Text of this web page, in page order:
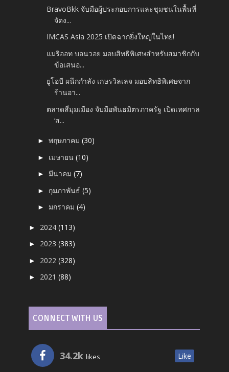
BravoBkk จับมือผู้ประกอบการและชุมชนในพื้นที่
จัดง...
IMCAS Asia 2025 เปิดฉากยิ่งใหญ่ในไทย!
แมริออท บอนวอย มอบสิทธิพิเศษสำหรับสมาชิกกับ
ข้อเสนอ...
ยูโอบี ผนึกกำลัง เกษรวิลเลจ มอบสิทธิพิเศษจาก
ร้านอา...
ตลาดสี่มุมเมือง จับมือพันธมิตรภาครัฐ เปิดเทศกาล
‘ส...
►พฤษภาคม(30)
► เมษายน(10)
► มีนาคม(7)
► กุมภาพันธ์(5)
► มกราคม(4)
► 2024(113)
► 2023(383)
► 2022(328)
► 2021(88)
CONNECT WITH US
34.2k likes Like